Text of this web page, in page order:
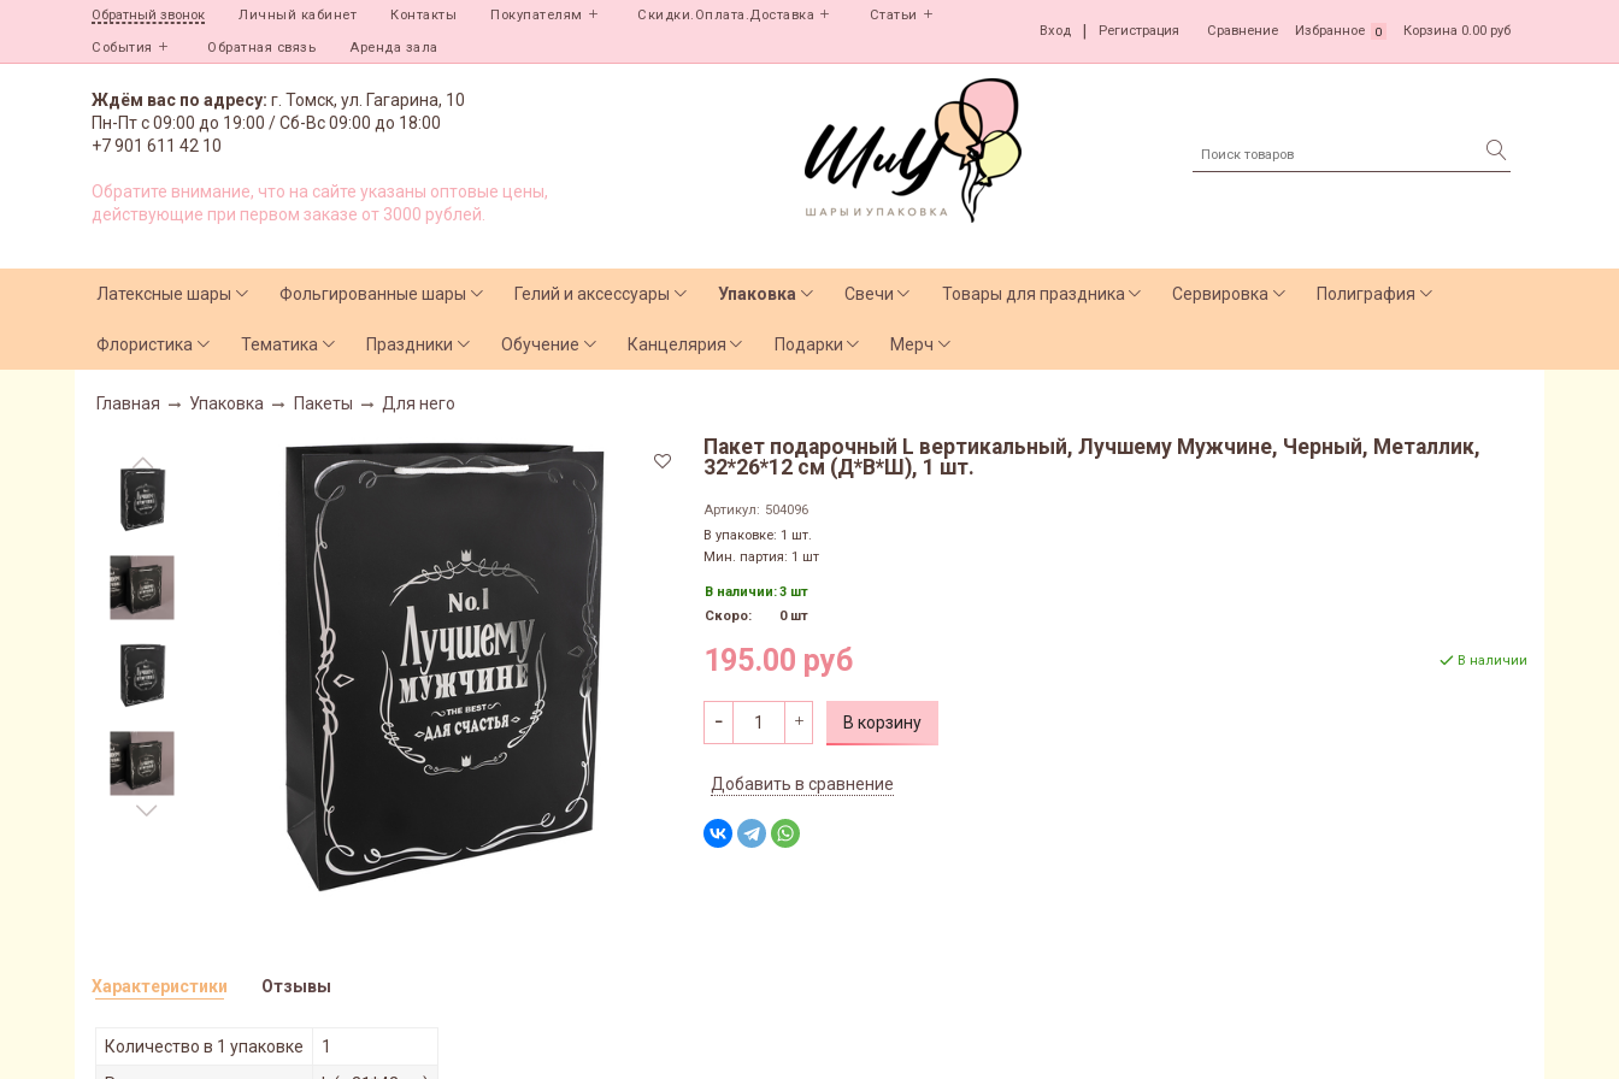
Обратный звонок Личный кабинет Контакты Покупателям Скидки.Оплата.Доставка Статьи
События Обратная связь Аренда зала
Вход Регистрация Сравнение Избранное 0 Корзина 0.00 руб
Ждём вас по адресу: г. Томск, ул. Гагарина, 10
Пн-Пт с09:00 до 19:00 /Сб-Вс 09:00 до 18:00
+7 901 611 42 10
Обратите внимание, что на сайте указаны оптовые цены,
действующие при первом заказе от 3000 рублей.
Латексные шары Фольгированные шары Гелий и аксессуары Упаковка Свечи Товары для праздника Сервировка Полиграфия
Флористика Тематика Праздники Обучение Канцелярия Подарки Мерч
Главная Упаковка Пакеты Для него
Пакет подарочный L вертикальный, Лучшему Мужчине, Черный, Металлик,
32*26*12 см (Д*В*Ш), 1 шт.
Артикул: 504096
В упаковке: 1 шт.
Мин. партия: 1 шт
В наличии:3 шт
Скоро:
0 шт
195.00 руб В наличии
В корзину
Добавить в сравнение
Характеристики
Количество в 1 упаковке
1
Отзывы